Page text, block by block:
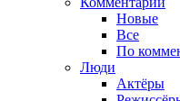
Новые
Все
По
Люди
Актёры